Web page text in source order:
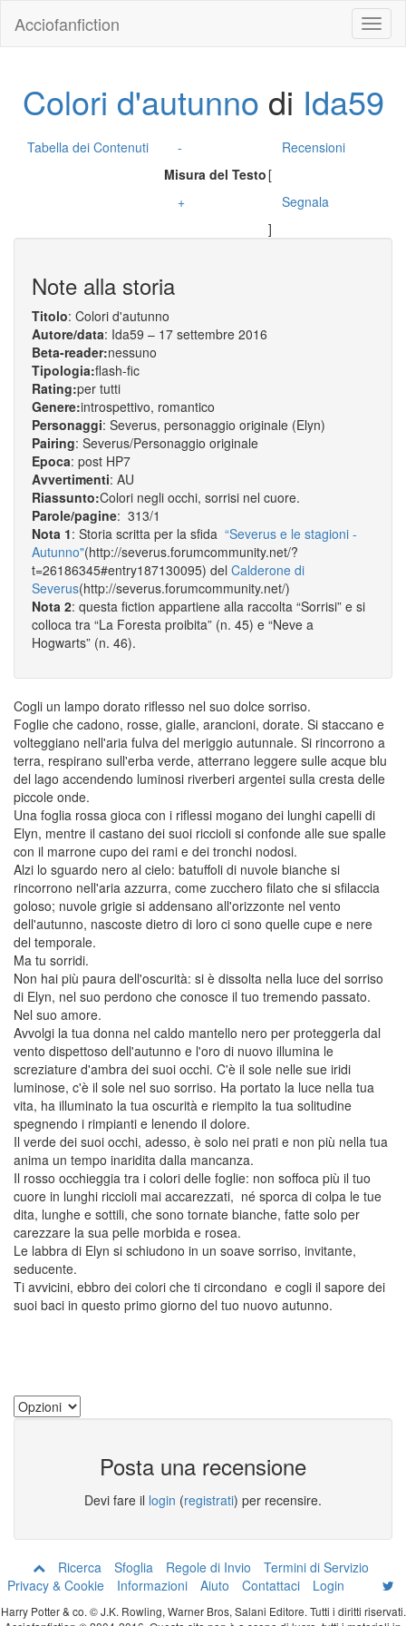
Acciofanfiction
Colori d'autunno di Ida59
Tabella dei Contenuti
-
Misura del Testo
+
Recensioni
[
Segnala
]
Note alla storia
Titolo: Colori d'autunno
Autore/data: Ida59 – 17 settembre 2016
Beta-reader:nessuno
Tipologia:flash-fic
Rating:per tutti
Genere:introspettivo, romantico
Personaggi: Severus, personaggio originale (Elyn)
Pairing: Severus/Personaggio originale
Epoca: post HP7
Avvertimenti: AU
Riassunto:Colori negli occhi, sorrisi nel cuore.
Parole/pagine: 313/1
Nota 1: Storia scritta per la sfida “Severus e le stagioni -
Autunno"(http://severus.forumcommunity.net/?
t=26186345#entry187130095) del Calderone di
Severus(http://severus.forumcommunity.net/)
Nota 2: questa fiction appartiene alla raccolta “Sorrisi” e si
colloca tra “La Foresta proibita” (n. 45) e “Neve a
Hogwarts” (n. 46).
Cogli un lampo dorato riflesso nel suo dolce sorriso.
Foglie che cadono, rosse, gialle, arancioni, dorate. Si staccano e
volteggiano nell'aria fulva del meriggio autunnale. Si rincorrono a
terra, respirano sull'erba verde, atterrano leggere sulle acque blu
del lago accendendo luminosi riverberi argentei sulla cresta delle
piccole onde.
Una foglia rossa gioca con i riflessi mogano dei lunghi capelli di
Elyn, mentre il castano dei suoi riccioli si confonde alle sue spalle
con il marrone cupo dei rami e dei tronchi nodosi.
Alzi lo sguardo nero al cielo: batuffoli di nuvole bianche si
rincorrono nell'aria azzurra, come zucchero filato che si sfilaccia
goloso; nuvole grigie si addensano all'orizzonte nel vento
dell'autunno, nascoste dietro di loro ci sono quelle cupe e nere
del temporale.
Ma tu sorridi.
Non hai più paura dell'oscurità: si è dissolta nella luce del sorriso
di Elyn, nel suo perdono che conosce il tuo tremendo passato.
Nel suo amore.
Avvolgi la tua donna nel caldo mantello nero per proteggerla dal
vento dispettoso dell'autunno e l'oro di nuovo illumina le
screziature d'ambra dei suoi occhi. C'è il sole nelle sue iridi
luminose, c'è il sole nel suo sorriso. Ha portato la luce nella tua
vita, ha illuminato la tua oscurità e riempito la tua solitudine
spegnendo i rimpianti e lenendo il dolore.
Il verde dei suoi occhi, adesso, è solo nei prati e non più nella tua
anima un tempo inaridita dalla mancanza.
Il rosso occhieggia tra i colori delle foglie: non soffoca più il tuo
cuore in lunghi riccioli mai accarezzati, né sporca di colpa le tue
dita, lunghe e sottili, che sono tornate bianche, fatte solo per
carezzare la sua pelle morbida e rosea.
Le labbra di Elyn si schiudono in un soave sorriso, invitante,
seducente.
Ti avvicini, ebbro dei colori che ti circondano e cogli il sapore dei
suoi baci in questo primo giorno del tuo nuovo autunno.
Posta una recensione
Devi fare il login (registrati) per recensire.
Ricerca Sfoglia Regole di Invio
Termini di Servizio
Privacy & Cookie
Informazioni Aiuto Contattaci Login
Harry Potter & co. © J.K. Rowling, Warner Bros, Salani Editore. Tutti i diritti riservati.